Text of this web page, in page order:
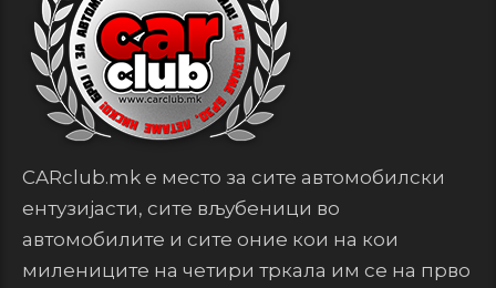
CARclub.mk е место за сите автомобилски
ентузијасти, сите вљубеници во
автомобилите и сите оние кои на кои
милениците на четири тркала им се на прво